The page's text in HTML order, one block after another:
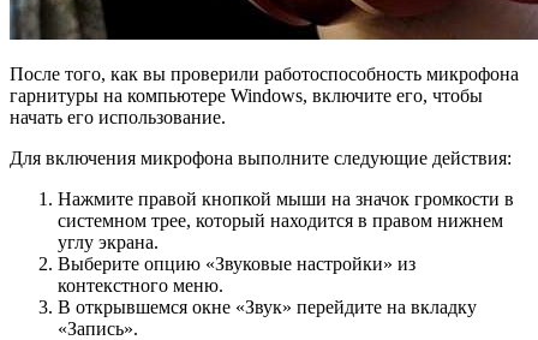
После того, как вы проверили работоспособность микрофона
гарнитуры на компьютере Windows, включите его, чтобы
начать его использование.
Для включения микрофона выполните следующие действия:
Нажмите правой кнопкой мыши на значок громкости в
системном трее, который находится в правом нижнем
углу экрана.
Выберите опцию «Звуковые настройки» из
контекстного меню.
В открывшемся окне «Звук» перейдите на вкладку
«Запись».